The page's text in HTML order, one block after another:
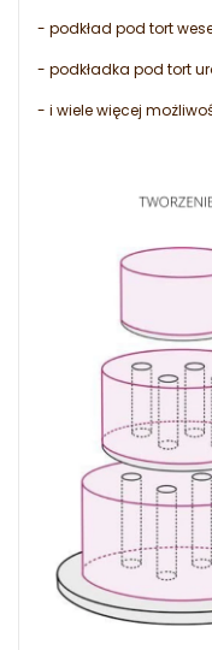
- podkład pod tort
- podkładka pod tort
- i wiele więcej